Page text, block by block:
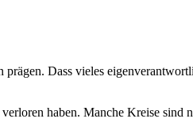
Dass vieles
haben. Manche Kreise sind